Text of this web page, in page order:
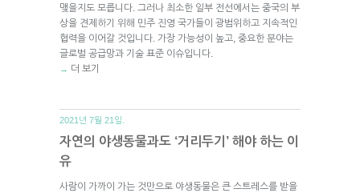
맺을지도 모릅니다. 그러나 최소한 일부 전선에서는 중국의 부
상을 견제하기 위해 민주 진영 국가들이 광범위하고 지속적인
협력을 이어갈 것입니다. 가장 가능성이 높고, 중요한 분야는
글로벌 공급망과 기술 표준 이슈입니다.
→ 더 보기
2021년 7월 21일.
자연의 야생동물과도 ‘거리두기’ 해야 하는 이
유
사람이 가까이 가는 것만으로 야생동물은 큰 스트레스를 받을